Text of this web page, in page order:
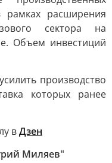
рамках расширения
сектора на
Объем инвестиций
производство
которых ранее
вДзен
Миляев"